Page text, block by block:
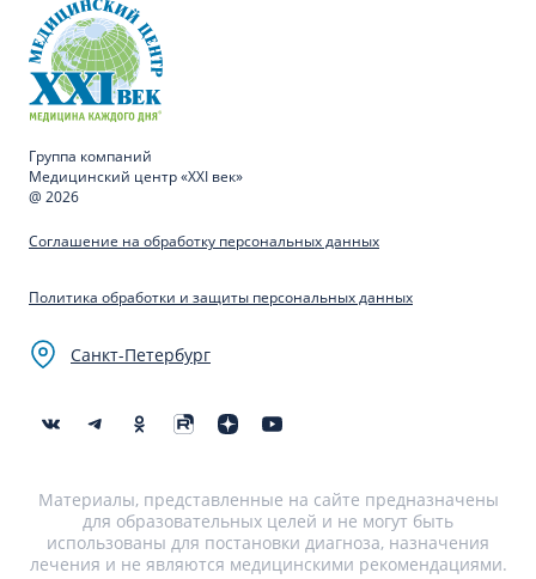
Группа компаний
Медицинский центр «XXI век»
@ 2026
Соглашение на обработку персональных данных
Политика обработки и защиты персональных данных
Санкт-Петербург
Материалы, представленные на сайте предназначены
для образовательных целей и не могут быть
использованы для постановки диагноза, назначения
лечения и не являются медицинскими рекомендациями.